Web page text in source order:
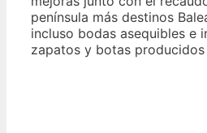
península más destinos
incluso bodas asequibles e
zapatos y botas producidos